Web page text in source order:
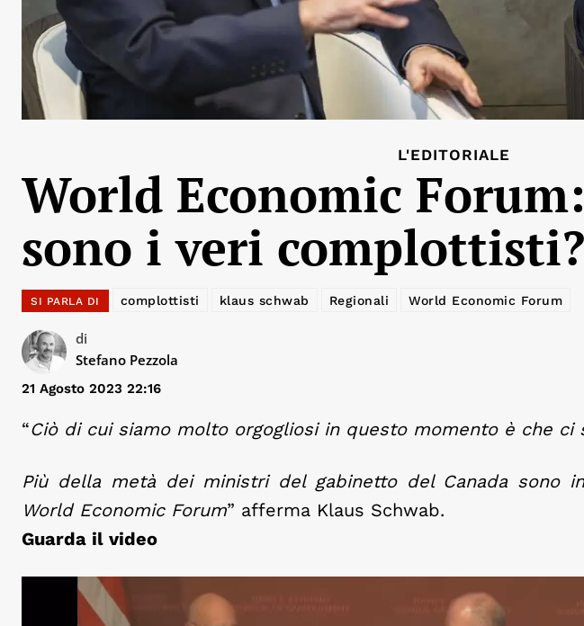
L'EDITORIALE
World Economic
sono i veri complottisti?
SI PARLA DI complottisti klaus schwab Regionali World Economic Forum
di
Stefano Pezzola
21 Agosto 2023 22:16
“Ciò di cui siamo molto orgogliosi in questo momento è che
Più della metà dei ministri del gabinetto del Canada sono
World Economic Forum” afferma Klaus Schwab.
Guarda il video